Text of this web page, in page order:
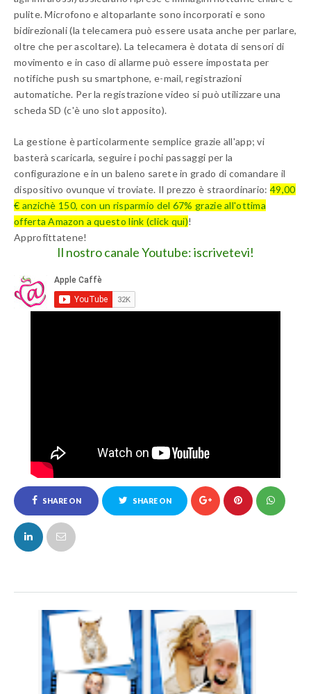
pulite. Microfono e altoparlante sono incorporati e sono
bidirezionali (la telecamera può essere usata anche per parlare,
oltre che per ascoltare). La telecamera è dotata di sensori di
movimento e in caso di allarme può essere impostata per
notifiche push su smartphone, e-mail, registrazioni
automatiche. Per la registrazione video si può utilizzare una
scheda SD (c'è uno slot apposito).
La gestione è particolarmente semplice grazie all'app; vi
basterà scaricarla, seguire i pochi passaggi per la
configurazione e in un baleno sarete in grado di comandare il
dispositivo ovunque vi troviate. Il prezzo è straordinario: 49,00
€ anzichè 150, con un risparmio del 67% grazie all'ottima
offerta Amazon a questo link (click qui)!
Approfittatene!
Il nostro canale Youtube: iscrivetevi!
SHARE ON
FACEBOOK
SHARE ON